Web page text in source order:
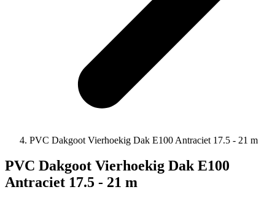
PVC Dakgoot Vierhoekig Dak E100 Antraciet 17.5 - 21 m
PVC Dakgoot Vierhoekig Dak E100
Antraciet 17.5 - 21 m